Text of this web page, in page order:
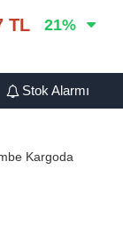
TL 21%
Stok Alarmı
Kargoda